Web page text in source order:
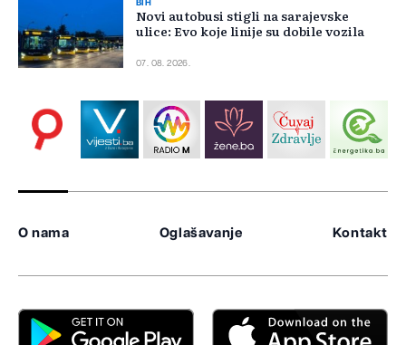
BIH
Novi autobusi stigli na sarajevske
ulice: Evo koje linije su dobile vozila
07. 08. 2026.
O nama Oglašavanje Kontakt